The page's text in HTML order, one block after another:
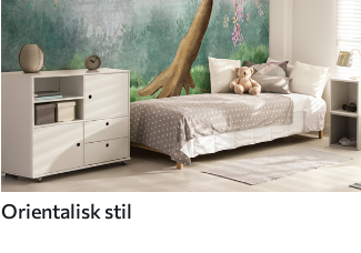
Orientalisk stil